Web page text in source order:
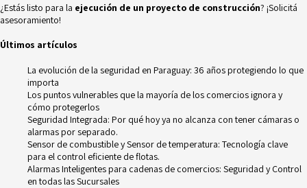
¿Estás listo para la ejecución de un proyecto de construcción? ¡Solicitá
asesoramiento!
Últimos artículos
La evolución de la seguridad en Paraguay: 36 años protegiendo lo que
importa
Los puntos vulnerables que la mayoría de los comercios ignora y
cómo protegerlos
Seguridad Integrada: Por qué hoy ya no alcanza con tener cámaras o
alarmas por separado.
Sensor de combustible y Sensor de temperatura: Tecnología clave
para el control eficiente de flotas.
Alarmas Inteligentes para cadenas de comercios: Seguridad y Control
en todas las Sucursales